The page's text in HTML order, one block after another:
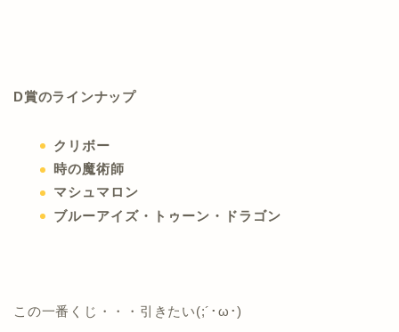
D賞のラインナップ
クリボー
時の魔術師
マシュマロン
ブルーアイズ・トゥーン・ドラゴン
この一番くじ・・・引きたい(;´･ω･)